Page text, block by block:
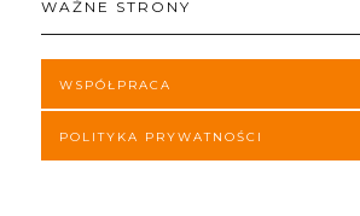
WAŻNE STRONY
WSPÓŁPRACA
POLITYKA PRYWATNOŚCI